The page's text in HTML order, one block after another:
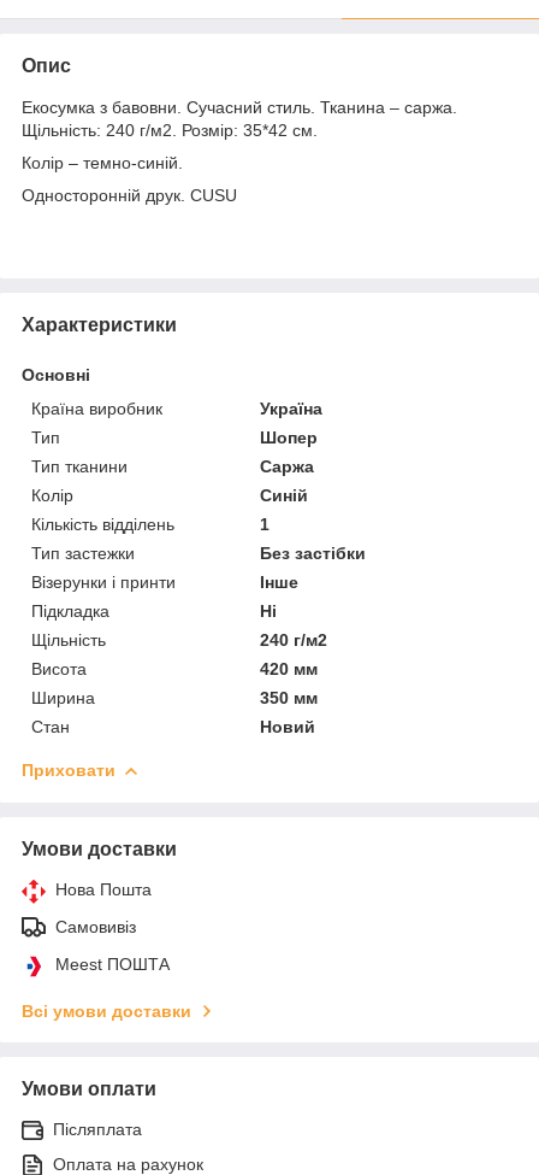
Опис
Екосумка з бавовни. Сучасний стиль. Тканина – саржа.
Щільність: 240 г/м2. Розмір: 35*42 см.
Колір – темно-синій.
Односторонній друк. CUSU
Характеристики
Основні
Країна виробник
Україна
Тип
Шопер
Тип тканини
Саржа
Колір
Синій
Кількість відділень
1
Тип застежки
Без застібки
Візерунки і принти
Інше
Підкладка
Ні
Щільність
240 г/м2
Висота
420 мм
Ширина
350 мм
Стан
Новий
Приховати
Умови доставки
Нова Пошта
Самовивіз
Meest ПОШТА
Всі умови доставки
Умови оплати
Післяплата
Оплата на рахунок